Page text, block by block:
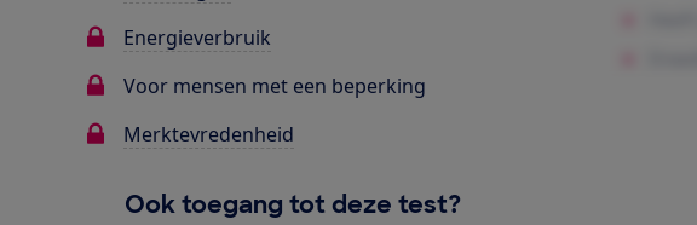
Energieverbruik
Voor mensen met een beperking
Merktevredenheid
Ook toegang tot deze test?